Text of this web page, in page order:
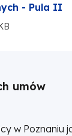
- Pula II
umów
w Poznaniu